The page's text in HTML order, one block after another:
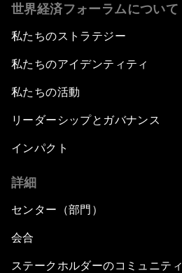
世界経済フォーラムについて
私たちのストラテジー
私たちのアイデンティティ
私たちの活動
リーダーシップとガバナンス
インパクト
詳細
センター（部門）
会合
ステークホルダーのコミュニティ